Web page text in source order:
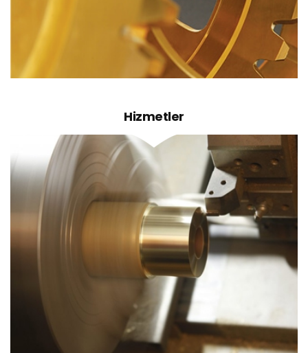
Caterpillar Dişli, Caterpillar Wear - Strip,
Caterpillar Burç, Komatsu, Volvo, Mitsubishi,
Hitachi-New Holland-Case, Beton Pompası
Yedek Parçaları, Çeşitli Bronz Burçlar, Bronz Dişli,
Bronz Burç, Bronz Pul, Araç Üstü Vinç Burçları,
Sonsuz Vida Sarı Dişliler, Sonsuz Vida, İş
Makinası Yedek Parçaları, Renault Truck Yedek
Parçaları, Kalıp Tasarım
Hizmetler